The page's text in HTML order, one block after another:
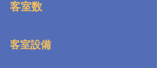
客室数
客室設備